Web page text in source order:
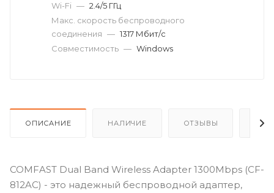
Wi-Fi — 2.4/5 ГГц
Макс. скорость беспроводного
соединения — 1317 Мбит/с
Совместимость — Windows
ОПИСАНИЕ НАЛИЧИЕ ОТЗЫВЫ
COMFAST Dual Band Wireless Adapter 1300Mbps (CF-
812AC) - это надежный беспроводной адаптер,